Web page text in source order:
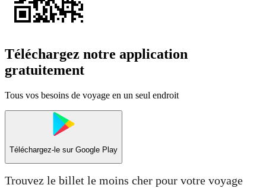
Téléchargez notre application
gratuitement
Tous vos besoins de voyage en un seul endroit
Téléchargez-le sur Google Play
Trouvez le billet le moins cher pour votre voyage